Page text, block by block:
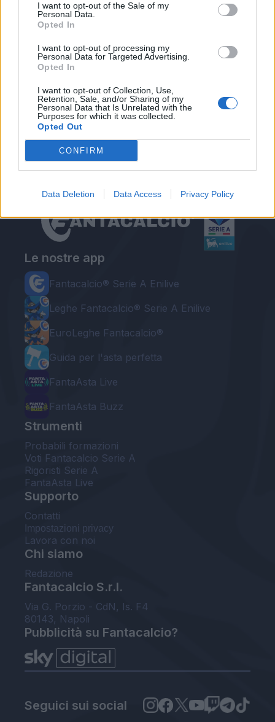
I want to opt-out of the Sale of my
Personal Data.
Opted In
I want to opt-out of processing my
Personal Data for Targeted Advertising.
Opted In
I want to opt-out of Collection, Use,
Retention, Sale, and/or Sharing of my
Personal Data that Is Unrelated with the
Purposes for which it was collected.
Opted Out
CONFIRM
Data Deletion Data Access Privacy Policy
concentrazione. Per Sinisa sono felice, lo avevo
detto che prima o poi avrebbe avuto una grande
opportunità. E dopo meno di due anni dall'addio
alla Nazionale serba è arrivato al Milan".
Autore
Redazione Fantacalcio.it
Le nostre app
Fantacalcio® Serie A Enilive
Leghe Fantacalcio® Serie A Enilive
EuroLeghe Fantacalcio®
Guida per l'asta perfetta
FantaAsta Live
FantaAsta Buzz
Strumenti
Probabili formazioni
Voti Fantacalcio Serie A
Rigoristi Serie A
FantaAsta Live
Supporto
Contatti
Impostazioni privacy
Lavora con noi
Chi siamo
Redazione
Fantacalcio S.r.l.
Via G. Porzio - CdN, Is. F4
80143, Napoli
Pubblicità su Fantacalcio?
Seguici sui social